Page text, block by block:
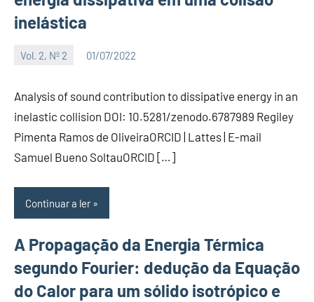
inelástica
Vol. 2, Nº 2 01/07/2022
Analysis of sound contribution to dissipative energy in an
inelastic collision DOI: 10.5281/zenodo.6787989 Regiley
Pimenta Ramos de OliveiraORCID | Lattes | E-mail
Samuel Bueno SoltauORCID […]
Continuar a ler
A Propagação da Energia Térmica
segundo Fourier: dedução da Equação
do Calor para um sólido isotrópico e